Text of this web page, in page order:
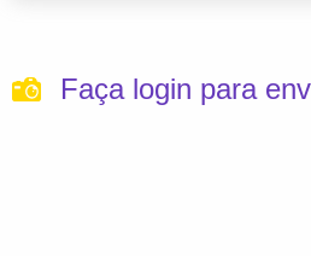
Faça login para